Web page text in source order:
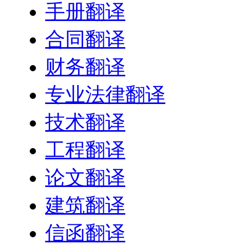
手册翻译
合同翻译
财务翻译
专业法律翻译
技术翻译
工程翻译
论文翻译
建筑翻译
信函翻译